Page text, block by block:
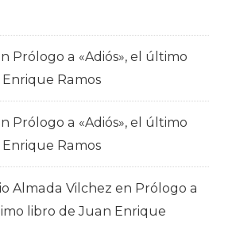
Prólogo a «Adiós», el último
Ramos
Prólogo a «Adiós», el último
Ramos
Almada Vilchez en Prólogo a
libro de Juan Enrique